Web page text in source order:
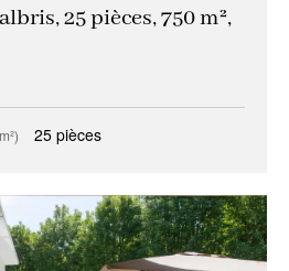
25 pièces, 750 m²,
25 pièces